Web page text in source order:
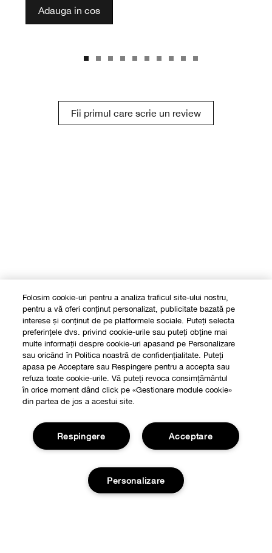
Adauga in cos
Fii primul care scrie un review
Folosim cookie-uri pentru a analiza traficul site-ului nostru,
pentru a vă oferi conținut personalizat, publicitate bazată pe
interese și conținut de pe platformele sociale. Puteți selecta
preferințele dvs. privind cookie-urile sau puteți obține mai
multe informații despre cookie-uri apasand pe Personalizare
sau oricând în Politica noastră de confidențialitate. Puteți
apasa pe Acceptare sau Respingere pentru a accepta sau
refuza toate cookie-urile. Vă puteți revoca consimțământul
în orice moment dând click pe «Gestionare module cookie»
din partea de jos a acestui site.
Acceptare
Respingere
Personalizare